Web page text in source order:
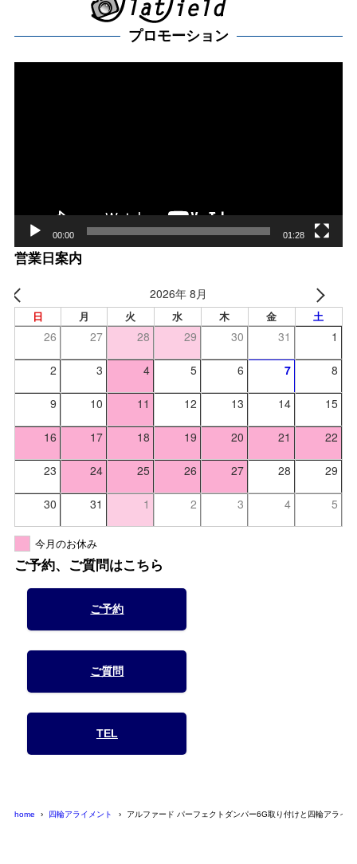
プロモーション
00:00 01:28
営業日案内
2026年 8月
日 月 火 水 木 金 土
26 27 28 29 30 31 1
2 3 4 5 6 7 8
9 10 11 12 13 14 15
16 17 18 19 20 21 22
23 24 25 26 27 28 29
30 31 1 2 3 4 5
今月のお休み
ご予約、ご質問はこちら
ご予約
ご質問
TEL
home 四輪アライメント アルファード パーフェクトダンパー6G取り付けと四輪アライメ